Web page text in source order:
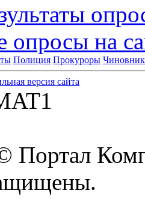
опросы на
Полиция Прокуроры
версия сайта
Портал